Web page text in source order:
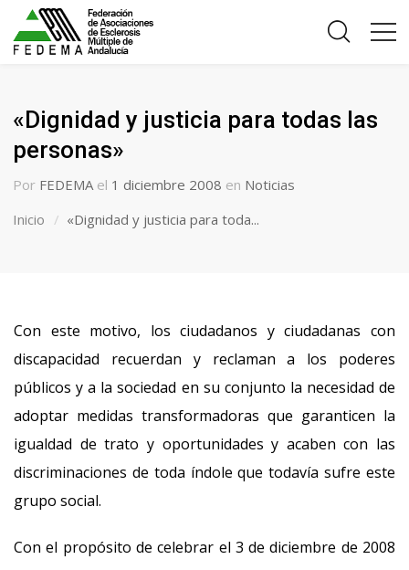
«Dignidad y justicia para todas las
personas»
Por FEDEMA el 1 diciembre 2008 en Noticias
Inicio
«Dignidad y justicia para toda...
Con este motivo, los ciudadanos y ciudadanas con
discapacidad recuerdan y reclaman a los poderes
públicos y a la sociedad en su conjunto la necesidad de
adoptar medidas transformadoras que garanticen la
igualdad de trato y oportunidades y acaben con las
discriminaciones de toda índole que todavía sufre este
grupo social.
Con el propósito de celebrar el 3 de diciembre de 2008